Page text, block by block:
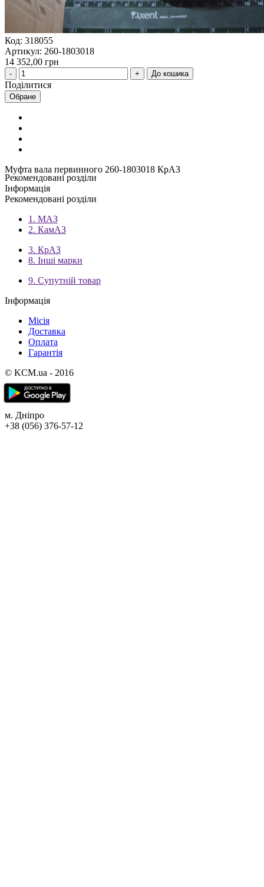
Код: 318055
Артикул: 260-1803018
14 352,00 грн
До кошика
Поділитися
Обране
Муфта вала первинного 260-1803018 КрАЗ
Рекомендовані розділи
Інформація
Рекомендовані розділи
1. МАЗ
2. КамАЗ
3. КрАЗ
8. Інші марки
9. Супутній товар
Інформація
Місія
Доставка
Оплата
Гарантія
© KCM.ua - 2016
м. Дніпро
+38 (056) 376-57-12